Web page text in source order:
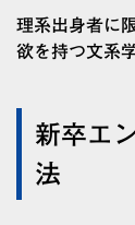
理系出身者に
欲を持つ文系
新卒エ
法